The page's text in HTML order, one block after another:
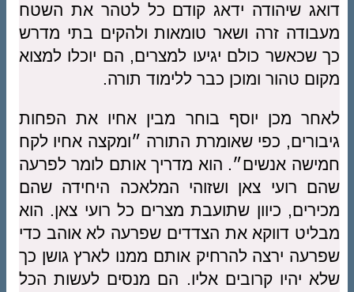
דואג שיהודה ידאג קודם כל לטהר את השטח
מעבודה זרה ושאר טומאות ולהקים בתי מדרש
כך שכאשר כולם יגיעו למצרים, הם יוכלו למצוא
מקום טהור ומוכן כבר ללימוד תורה.
לאחר מכן יוסף בוחר מבין אחיו את הפחות
גיבורים, כפי שאומרת התורה ״ומקצה אחיו לקח
חמישה אנשים״. הוא מדריך אותם לומר לפרעה
שהם רועי צאן ושזוהי המלאכה היחידה שהם
מכירים, כיוון שתועבת מצרים כל רועי צאן. הוא
מבליט דווקא את הצדדים שפרעה לא אוהב כדי
שפרעה ירצה להרחיק אותם ממנו לארץ גושן כך
שלא יהיו קרובים אליו. הם מנסים לעשות הכל